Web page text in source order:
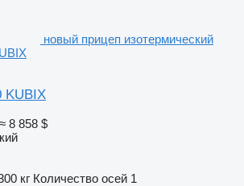
новый прицеп изотермический
KUBIX
≈ 8 858 $
кг Количество осей 1